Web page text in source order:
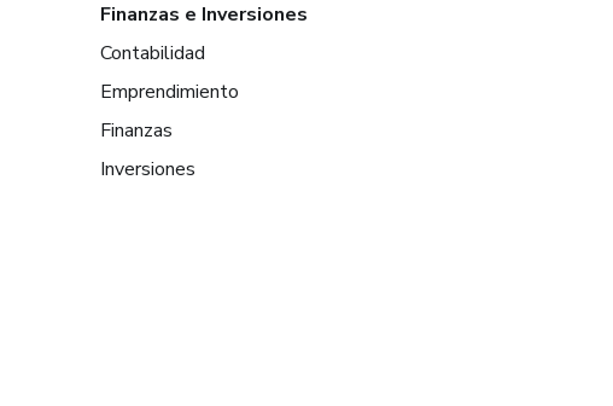
Finanzas e Inversiones
Contabilidad
Emprendimiento
Finanzas
Inversiones